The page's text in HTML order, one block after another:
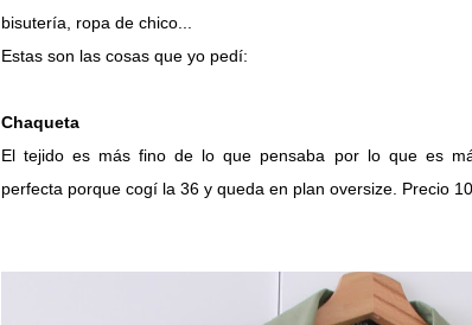
bisutería, ropa de chico...
Estas son las cosas que yo pedí:
Chaqueta
El tejido es más fino de lo que pensaba por lo que es
perfecta porque cogí la 36 y queda en plan oversize. Precio